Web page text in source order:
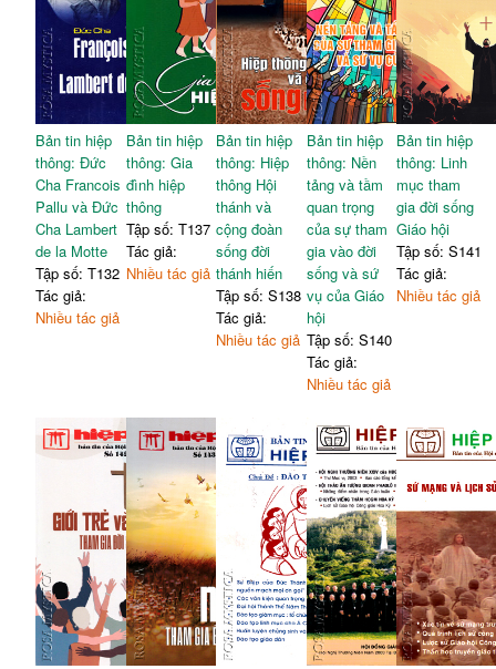
Bản tin hiệp
thông: Đức
Cha Francois
Pallu và Đức
Cha Lambert
de la Motte
Tập số: T132
Tác giả:
Nhiều tác giả
Bản tin hiệp
thông: Gia
đình hiệp
thông
Tập số: T137
Tác giả:
Nhiều tác giả
Bản tin hiệp
thông: Hiệp
thông Hội
thánh và
cộng đoàn
sống đời
thánh hiến
Tập số: S138
Tác giả:
Nhiều tác giả
Bản tin hiệp
thông: Nền
tảng và tầm
quan trọng
của sự tham
gia vào đời
sống và sứ
vụ của Giáo
hội
Tập số: S140
Tác giả:
Nhiều tác giả
Bản tin hiệp
thông: Linh
mục tham
gia đời sống
Giáo hội
Tập số: S141
Tác giả:
Nhiều tác giả